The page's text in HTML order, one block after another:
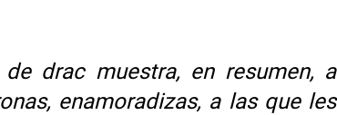
de drac muestra, en resumen, a
enamoradizas, a las que les